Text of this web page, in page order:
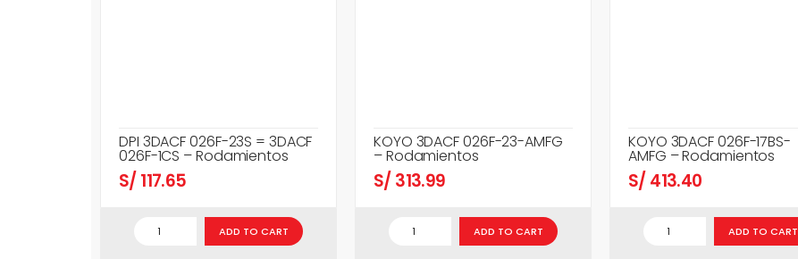
DPI 3DACF 026F-23S = 3DACF
026F-1CS – Rodamientos
S/ 117.65
ADD TO CART
KOYO 3DACF 026F-23-AMFG
– Rodamientos
S/ 313.99
ADD TO CART
KOYO 3DACF 026F-17BS-
AMFG – Rodamientos
S/ 413.40
ADD TO CART